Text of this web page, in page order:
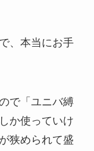
、本当にお手
で「ユニバ縛
か使っていけ
狭められて盛